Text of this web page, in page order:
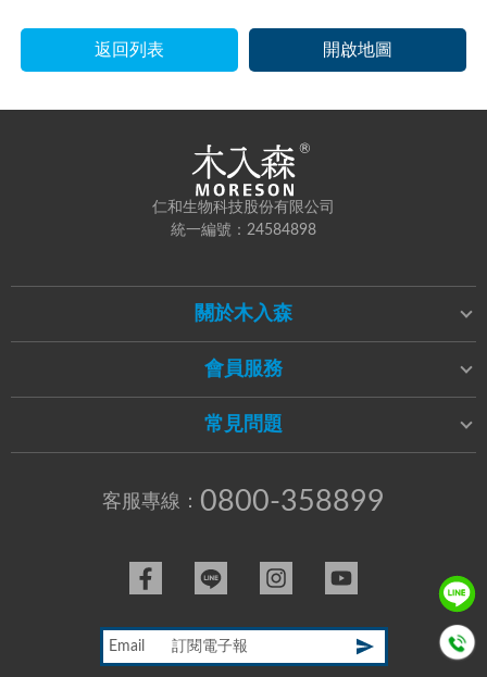
返回列表 開啟地圖
仁和生物科技股份有限公司
統一編號：24584898
關於木入森
會員服務
常見問題
客服專線： 0800-358899
Email